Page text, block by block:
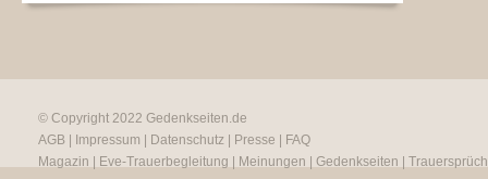
© Copyright 2022 Gedenkseiten.de
AGB
Impressum Datenschutz Presse
FAQ
Magazin
Eve-Trauerbegleitung Meinungen Gedenkseiten